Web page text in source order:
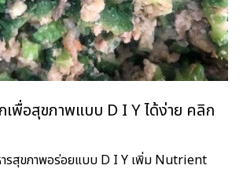
เพื่อสุขภาพแบบ D I Y ได้ง่าย คลิก
ารสุขภาพอร่อยแบบ D I Y เพิ่ม Nutrient